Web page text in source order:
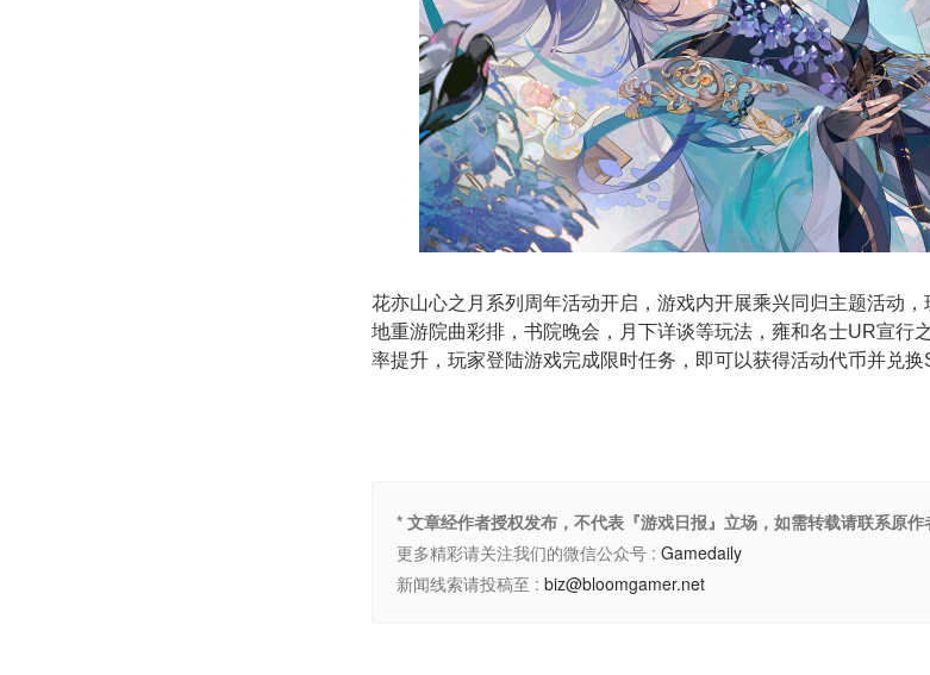
花亦山心之月系列周年活动开启，游戏内开展乘兴同归主题活动
地重游院曲彩排，书院晚会，月下详谈等玩法，雍和名士UR宣行
率提升，玩家登陆游戏完成限时任务，即可以获得活动代币并兑换
* 文章经作者授权发布，不代表『游戏日报』立场，如需转载请联系原作
更多精彩请关注我们的微信公众号 : Gamedaily
新闻线索请投稿至 : biz@bloomgamer.net